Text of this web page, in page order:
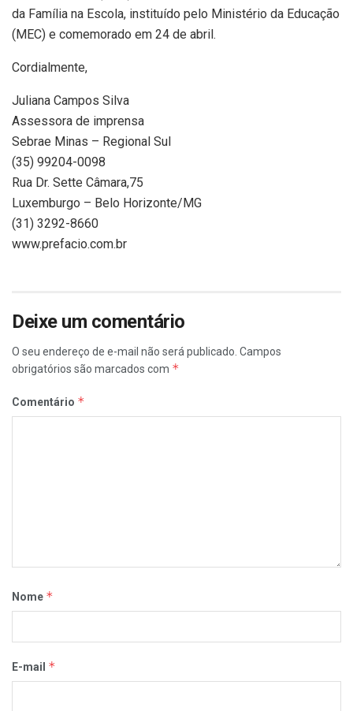
da Família na Escola, instituído pelo Ministério da Educação
(MEC) e comemorado em 24 de abril.
Cordialmente,
Juliana Campos Silva
Assessora de imprensa
Sebrae Minas – Regional Sul
(35) 99204-0098
Rua Dr. Sette Câmara,75
Luxemburgo – Belo Horizonte/MG
(31) 3292-8660
www.prefacio.com.br
Deixe um comentário
O seu endereço de e-mail não será publicado. Campos
obrigatórios são marcados com *
Comentário *
Nome *
E-mail *